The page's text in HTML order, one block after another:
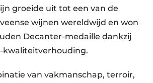
groeide uit tot een van de
wijnen wereldwijd en won
Decanter-medaille dankzij
kwaliteitverhouding.
van vakmanschap, terroir,